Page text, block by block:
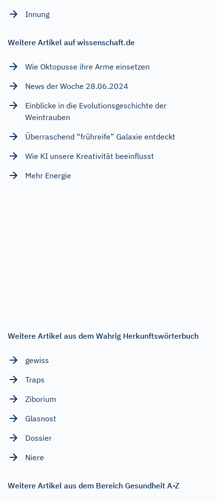
Innung
Weitere Artikel auf wissenschaft.de
Wie Oktopusse ihre Arme einsetzen
News der Woche 28.06.2024
Einblicke in die Evolutionsgeschichte der
Weintrauben
Überraschend “frühreife” Galaxie entdeckt
Wie KI unsere Kreativität beeinflusst
Mehr Energie
Weitere Artikel aus dem Wahrig Herkunftswörterbuch
gewiss
Traps
Ziborium
Glasnost
Dossier
Niere
Weitere Artikel aus dem Bereich Gesundheit A-Z